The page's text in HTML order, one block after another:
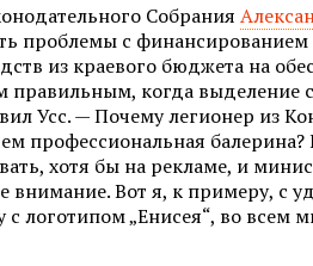
Собрания
проблемы с финансированием
из краевого бюджета на
правильным, когда выделение
Усс. — Почему легионер из
профессиональная
хотя бы на рекламе, и
внимание. Вот я, к примеру, с
логотипом „Енисея“, во всем